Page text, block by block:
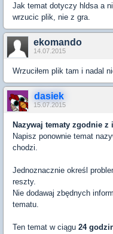
Jak temat dotyczy hldsa a
wrzucic plik, nie z gra.
ekomando
14.07.2015
Wrzuciłem plik tam i nadal
dasiek
15.07.2015
Nazywaj tematy zgodnie z
Napisz ponownie temat
chodzi.
Jednoznacznie określ
reszty.
Nie dodawaj zbędnych
tematu.
Ten temat w ciągu 24